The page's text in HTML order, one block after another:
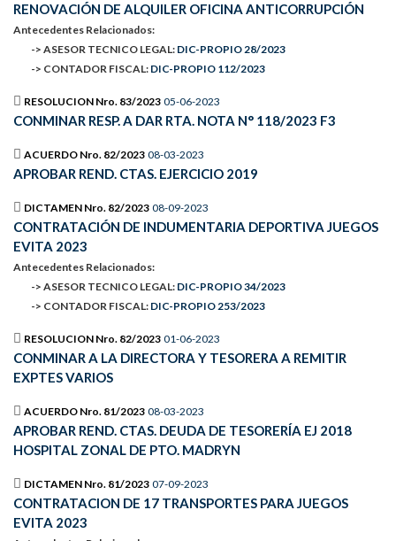
RENOVACIÓN DE ALQUILER OFICINA ANTICORRUPCIÓN
Antecedentes Relacionados:
-> ASESOR TECNICO LEGAL: DIC-PROPIO 28/2023
-> CONTADOR FISCAL: DIC-PROPIO 112/2023
RESOLUCION Nro. 83/2023 05-06-2023
CONMINAR RESP. A DAR RTA. NOTA N° 118/2023 F3
ACUERDO Nro. 82/2023 08-03-2023
APROBAR REND. CTAS. EJERCICIO 2019
DICTAMEN Nro. 82/2023 08-09-2023
CONTRATACIÓN DE INDUMENTARIA DEPORTIVA JUEGOS
EVITA 2023
Antecedentes Relacionados:
-> ASESOR TECNICO LEGAL: DIC-PROPIO 34/2023
-> CONTADOR FISCAL: DIC-PROPIO 253/2023
RESOLUCION Nro. 82/2023 01-06-2023
CONMINAR A LA DIRECTORA Y TESORERA A REMITIR
EXPTES VARIOS
ACUERDO Nro. 81/2023 08-03-2023
APROBAR REND. CTAS. DEUDA DE TESORERÍA EJ 2018
HOSPITAL ZONAL DE PTO. MADRYN
DICTAMEN Nro. 81/2023 07-09-2023
CONTRATACION DE 17 TRANSPORTES PARA JUEGOS
EVITA 2023